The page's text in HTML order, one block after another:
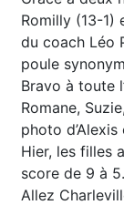
Romilly (13-1)
du coach Léo
poule
Bravo à toute
Romane,
photo d’Alexis
Hier, les filles
score de 9 à 5.
Allez